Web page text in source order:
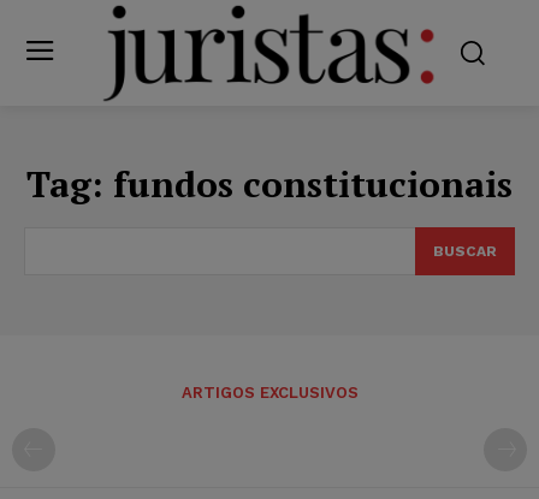
Tag: fundos constitucionais
BUSCAR
ARTIGOS EXCLUSIVOS